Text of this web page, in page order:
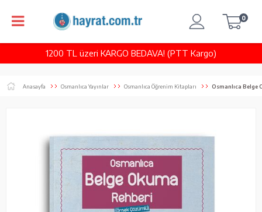
1200 TL üzeri KARGO BEDAVA! (PTT Kargo)
0
Anasayfa Osmanlıca Yayınlar Osmanlıca Öğrenim Kitapları Osmanlıca Belge